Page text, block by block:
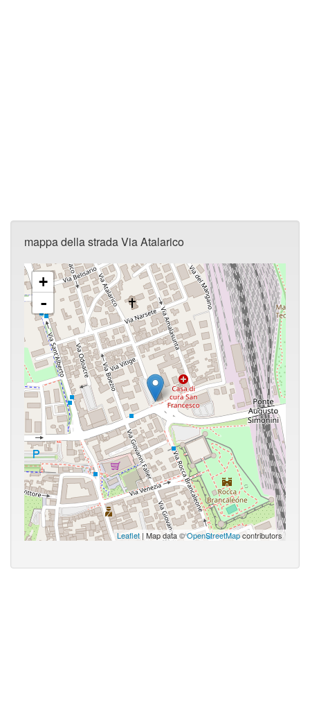
mappa della strada Via Atalarico
+
-
Leaflet | Map data ©OpenStreetMapcontributors